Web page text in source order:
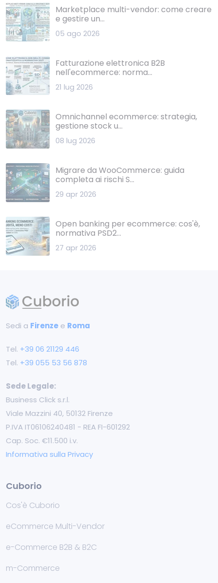
Marketplace multi-vendor: come creare
e gestire un...
05 ago 2026
Fatturazione elettronica B2B
nell'ecommerce: norma...
21 lug 2026
Omnichannel ecommerce: strategia,
gestione stock u...
08 lug 2026
Migrare da WooCommerce: guida
completa ai rischi S...
29 apr 2026
Open banking per ecommerce: cos'è,
normativa PSD2...
27 apr 2026
Sedi a Firenze e Roma
Tel. +39 ‭06 21129 446‬
Tel. +39 055 53 56 878
Sede Legale:
Business Click s.r.l.
Viale Mazzini 40, 50132 Firenze
P.IVA IT06106240481 - REA FI-601292
Cap. Soc. €11.500 i.v.
Informativa sulla Privacy
Cuborio
Cos'è Cuborio
eCommerce Multi-Vendor
e-Commerce B2B & B2C
m-Commerce